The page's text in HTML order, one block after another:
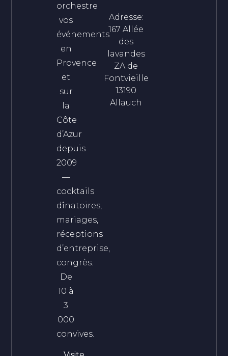
orchestre
vos
événements
en
Provence
et
sur
la
Côte
d’Azur
depuis
2009
—
cocktails
dînatoires,
mariages,
réceptions
d’entreprise,
congrès.
De
10 à
3
000
convives.
Adresse:
167 Allée
des
lavandes
ZA de
Fontvieille
13190
Allauch